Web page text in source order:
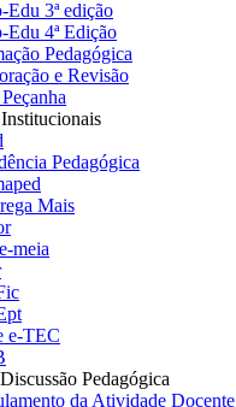
Edu 3ª edição
Edu 4ª Edição
Pedagógica
e Revisão
Pedagógica
Mais
meia
e-TEC
Pedagógica
da Atividade Docente